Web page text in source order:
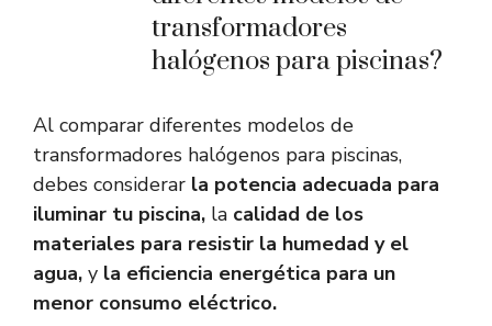
transformadores
halógenos para piscinas?
Al comparar diferentes modelos de
transformadores halógenos para piscinas,
debes considerar la potencia adecuada para
iluminar tu piscina, la calidad de los
materiales para resistir la humedad y el
agua, y la eficiencia energética para un
menor consumo eléctrico.